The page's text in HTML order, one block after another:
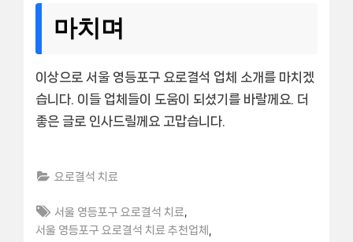
마치며
이상으로 서울 영등포구 요로결석 업체 소개를 마치겠
습니다. 이들 업체들이 도움이 되셨기를 바랄께요. 더
좋은 글로 인사드릴께요 고맙습니다.
요로결석 치료
Tags:
서울 영등포구 요로결석 치료
서울 영등포구 요로결석 치료 추천업체